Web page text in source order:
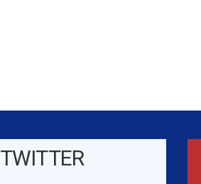
TWITTER